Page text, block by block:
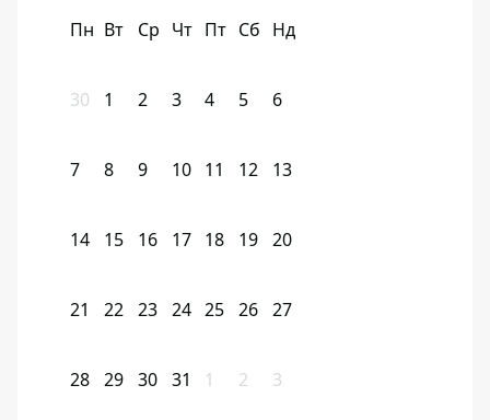
Пн Вт Ср Чт Пт Сб Нд
30 1 2 3 4 5 6
7 8 9 10 11 12 13
14 15 16 17 18 19 20
21 22 23 24 25 26 27
28 29 30 31 1 2 3